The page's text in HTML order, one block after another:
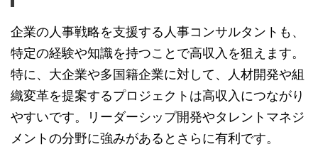
企業の人事戦略を支援する人事コンサルタントも、
特定の経験や知識を持つことで高収入を狙えます。
特に、大企業や多国籍企業に対して、人材開発や組
織変革を提案するプロジェクトは高収入につながり
やすいです。リーダーシップ開発やタレントマネジ
メントの分野に強みがあるとさらに有利です。